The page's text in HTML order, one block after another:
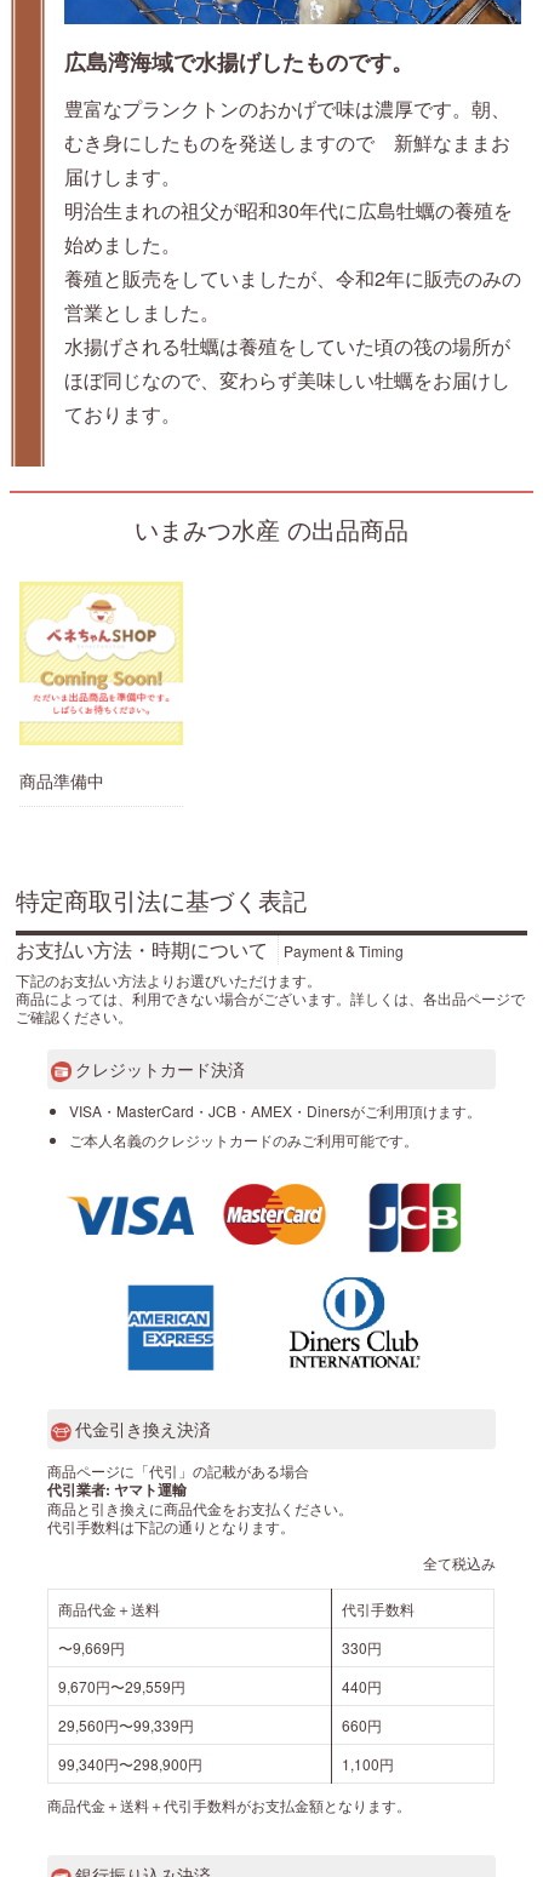
広島湾海域で水揚げしたものです。
豊富なプランクトンのおかげで味は濃厚です。朝、
むき身にしたものを発送しますので 新鮮なままお
届けします。
明治生まれの祖父が昭和30年代に広島牡蠣の養殖を
始めました。
養殖と販売をしていましたが、令和2年に販売のみの
営業としました。
水揚げされる牡蠣は養殖をしていた頃の筏の場所が
ほぼ同じなので、変わらず美味しい牡蠣をお届けし
ております。
いまみつ水産 の出品商品
商品準備中
特定商取引法に基づく表記
お支払い方法・時期について
Payment & Timing
下記のお支払い方法よりお選びいただけます。
商品によっては、利用できない場合がございます。詳しくは、各出品ページで
ご確認ください。
クレジットカード決済
VISA・MasterCard・JCB・AMEX・Dinersがご利用頂けます。
ご本人名義のクレジットカードのみご利用可能です。
代金引き換え決済
商品ページに「代引」の記載がある場合
代引業者: ヤマト運輸
商品と引き換えに商品代金をお支払ください。
代引手数料は下記の通りとなります。
全て税込み
商品代金＋送料
代引手数料
〜9,669円
330円
9,670円〜29,559円
440円
29,560円〜99,339円
660円
99,340円〜298,900円
1,100円
商品代金＋送料＋代引手数料がお支払金額となります。